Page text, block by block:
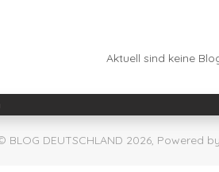
Aktuell sind keine
BLOG DEUTSCHLAND 2026, Powered by